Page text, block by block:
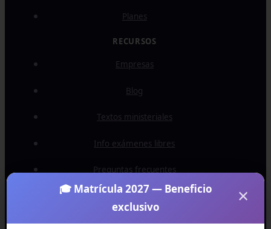
Planes
Empresas
Blog
Textos ministeriales
Info exámenes libres
Preguntas frecuentes
Términos y condiciones ×
🎓 Matrícula 2027 — Beneficio
exclusivo